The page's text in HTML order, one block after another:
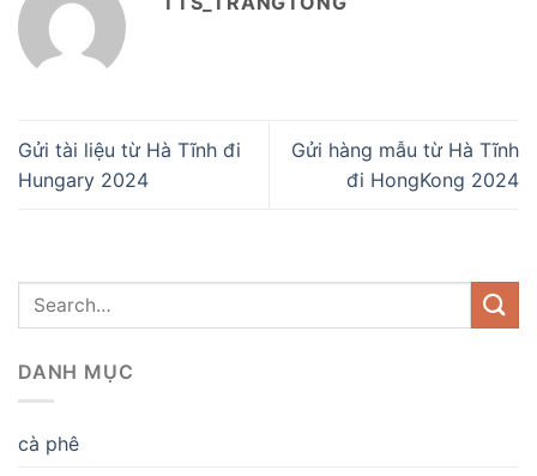
Gửi tài liệu từ Hà Tĩnh đi
Hungary 2024
Gửi hàng mẫu từ Hà Tĩnh
đi HongKong 2024
DANH MỤC
cà phê